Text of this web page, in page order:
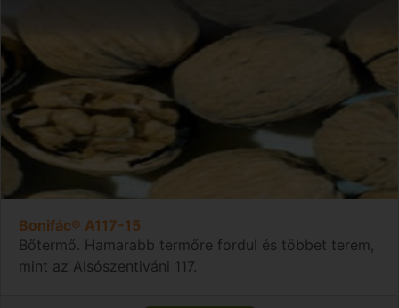
Bonifác® A117-15
Bőtermő. Hamarabb termőre fordul és többet terem,
mint az Alsószentiváni 117.